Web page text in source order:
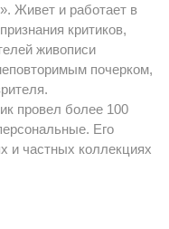
Живет и работает в
критиков,
живописи
почерком,
провел более 100
Его
и частных коллекциях